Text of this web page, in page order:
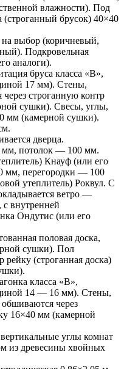
влажности). Под
(строганный брусок) 40×40
выбор (коричневый,
Подкровельная
аналоги).
бруса класса «В»,
17 мм). Стены,
строганную контр
сушки). Свесы, углы,
мм (камерной сушки).
дверца.
потолок — 100 мм.
Кнауф (или его
мм, перегородки — 100
утеплитель) Роквул. С
ветро —
с внутренней
Ондутис (или его
половая доска,
сушки). Пол
рейку (строганная доска)
класса «В»,
14 — 16 мм). Стены,
через
16×40 мм (камерной
углы комнат
из древесины хвойных